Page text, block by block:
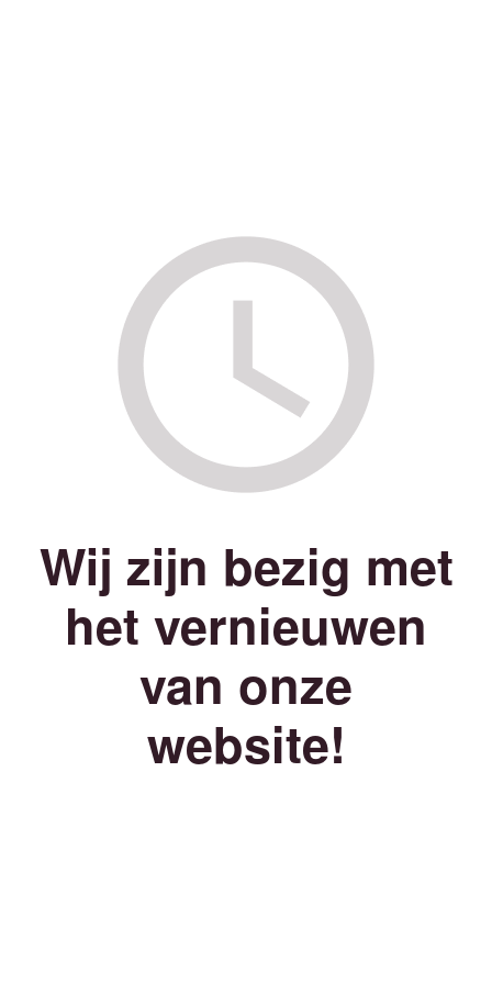
Wij zijn bezig met
het vernieuwen
van onze
website!